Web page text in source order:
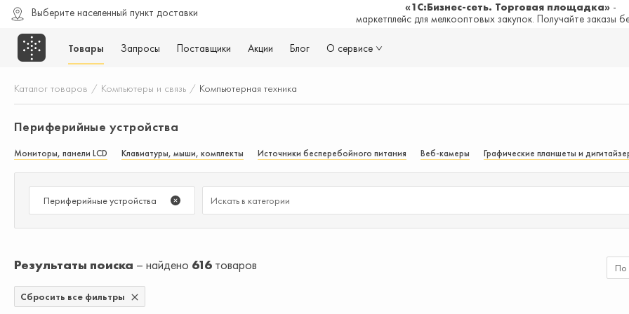
Выберите населенный пункт доставки «1С:Бизнес-сеть. Торговая площадка» -
маркетплейс для мелкооптовых закупок. Получайте заказы
Товары Запросы Поставщики Акции Блог О сервисе
Каталог товаров / Компьютеры и связь / Компьютерная техника
Периферийные устройства
Мониторы, панели LCD Клавиатуры, мыши, комплекты Источники бесперебойного питания Веб-камеры Графические планшеты и
Периферийные устройства
Результаты поиска найдено 616 товаров По
Сбросить все фильтры